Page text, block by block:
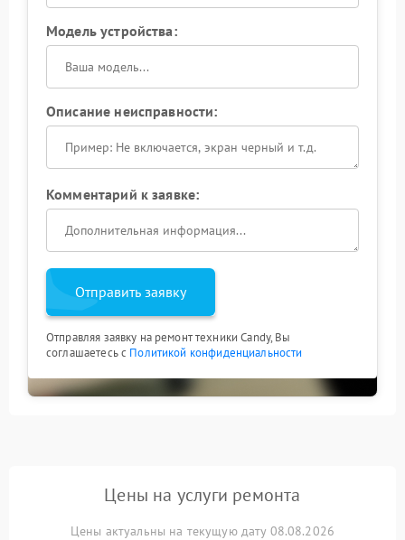
Модель устройства:
Описание неисправности:
Комментарий к заявке:
Отправить заявку
Отправляя заявку на ремонт техники Candy, Вы
соглашаетесь с Политикой конфиденциальности
Цены на услуги ремонта
Цены актуальны на текущую дату 08.08.2026